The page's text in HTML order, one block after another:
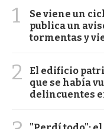
1
Se viene un
publica un
tormentas y
2
El edificio
que se había
delincuentes